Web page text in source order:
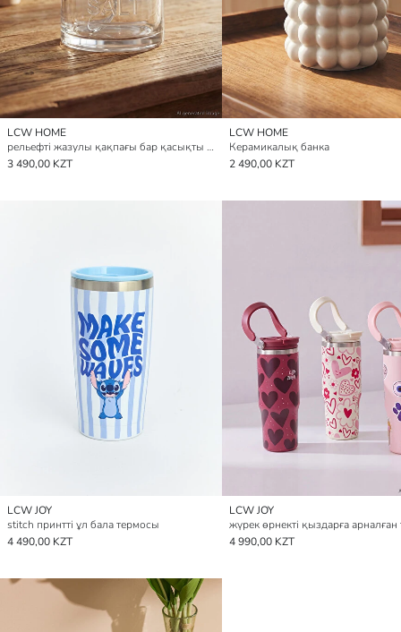
LCW HOME
рельефті жазулы қақпағы бар қасықты шыны тостаған
3 490,00 KZT
LCW HOME
Керамикалық банка
2 490,00 KZT
LCW JOY
stitch принтті ұл бала термосы
4 490,00 KZT
LCW JOY
жүрек өрнекті қыздарға арналған
4 990,00 KZT